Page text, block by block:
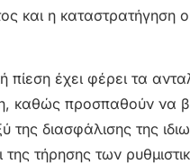
και η καταστρατήγηση
πίεση έχει φέρει τα
καθώς προσπαθούν να
της διασφάλισης της
τήρησης των